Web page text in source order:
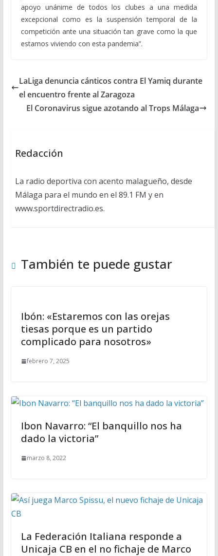
apoyo unánime de todos los clubes a una medida
excepcional como es la suspensión temporal de la
competición ante una situación tan grave como la que
estamos viviendo con esta pandemia”.
LaLiga denuncia cánticos contra El Yamiq durante
el encuentro frente al Zaragoza
El Coronavirus sigue azotando al Trops Málaga
Redacción
La radio deportiva con acento malagueño, desde
Málaga para el mundo en el 89.1 FM y en
www.sportdirectradio.es.
También te puede gustar
Ibón: «Estaremos con las orejas
tiesas porque es un partido
complicado para nosotros»
febrero 7, 2025
Ibon Navarro: “El banquillo nos ha
dado la victoria”
marzo 8, 2022
La Federación Italiana responde a
Unicaja CB en el no fichaje de Marco